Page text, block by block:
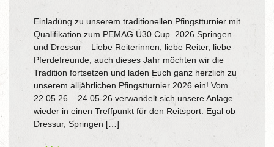
Einladung zu unserem traditionellen Pfingstturnier mit
Qualifikation zum PEMAG Ü30 Cup 2026 Springen
und Dressur Liebe Reiterinnen, liebe Reiter, liebe
Pferdefreunde, auch dieses Jahr möchten wir die
Tradition fortsetzen und laden Euch ganz herzlich zu
unserem alljährlichen Pfingstturnier 2026 ein! Vom
22.05.26 – 24.05-26 verwandelt sich unsere Anlage
wieder in einen Treffpunkt für den Reitsport. Egal ob
Dressur, Springen […]